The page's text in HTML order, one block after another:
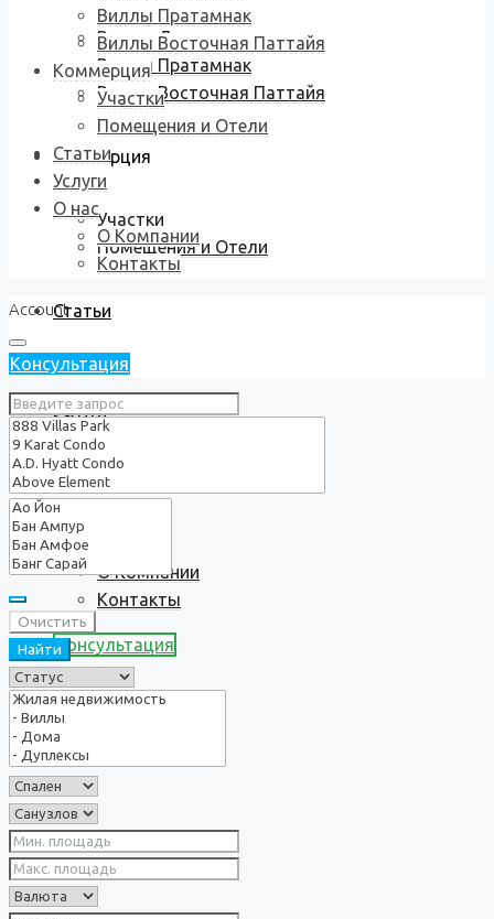
Виллы Джомтьен
Виллы Пратамнак
Виллы Восточная Паттайя
Коммерция
Участки
Помещения и Отели
Статьи
Услуги
О нас
О Компании
Контакты
Консультация
Виллы Пратамнак
Виллы Восточная Паттайя
Коммерция
Участки
Помещения и Отели
Статьи
Услуги
О нас
О Компании
Контакты
Account
Консультация
Очистить
Найти